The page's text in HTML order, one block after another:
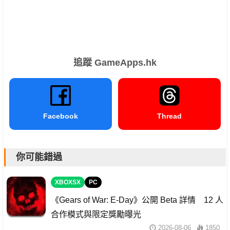
追蹤 GameApps.hk
Facebook Thread
你可能錯過
XBOXSX PC
《Gears of War: E-Day》公開 Beta 詳情 12 人
合作模式與限定獎勵曝光
2026-08-06 1850